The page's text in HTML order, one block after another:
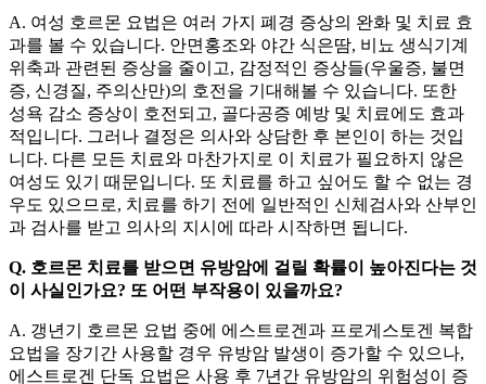
A. 여성 호르몬 요법은 여러 가지 폐경 증상의 완화 및 치료 효
과를 볼 수 있습니다. 안면홍조와 야간 식은땀, 비뇨 생식기계
위축과 관련된 증상을 줄이고, 감정적인 증상들(우울증, 불면
증, 신경질, 주의산만)의 호전을 기대해볼 수 있습니다. 또한
성욕 감소 증상이 호전되고, 골다공증 예방 및 치료에도 효과
적입니다. 그러나 결정은 의사와 상담한 후 본인이 하는 것입
니다. 다른 모든 치료와 마찬가지로 이 치료가 필요하지 않은
여성도 있기 때문입니다. 또 치료를 하고 싶어도 할 수 없는 경
우도 있으므로, 치료를 하기 전에 일반적인 신체검사와 산부인
과 검사를 받고 의사의 지시에 따라 시작하면 됩니다.
Q. 호르몬 치료를 받으면 유방암에 걸릴 확률이 높아진다는 것
이 사실인가요? 또 어떤 부작용이 있을까요?
A. 갱년기 호르몬 요법 중에 에스트로겐과 프로게스토겐 복합
요법을 장기간 사용할 경우 유방암 발생이 증가할 수 있으나,
에스트로겐 단독 요법은 사용 후 7년간 유방암의 위험성이 증